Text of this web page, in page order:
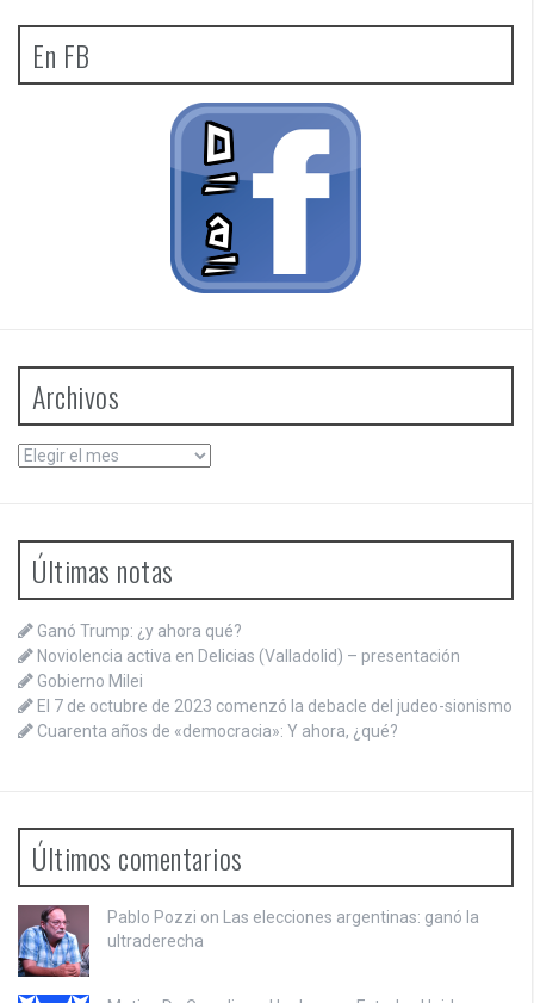
En FB
Archivos
Archivos
Últimas notas
Ganó Trump: ¿y ahora qué?
Noviolencia activa en Delicias (Valladolid) – presentación
Gobierno Milei
El 7 de octubre de 2023 comenzó la debacle del judeo-sionismo
Cuarenta años de «democracia»: Y ahora, ¿qué?
Últimos comentarios
Pablo Pozzi on Las elecciones argentinas: ganó la
ultraderecha